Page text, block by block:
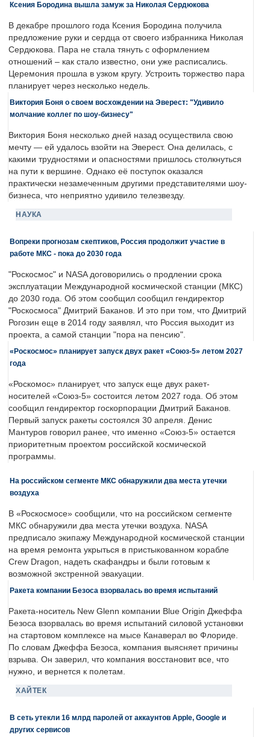
Ксения Бородина вышла замуж за Николая Сердюкова
В декабре прошлого года Ксения Бородина получила
предложение руки и сердца от своего избранника Николая
Сердюкова. Пара не стала тянуть с оформлением
отношений – как стало известно, они уже расписались.
Церемония прошла в узком кругу. Устроить торжество пара
планирует через несколько недель.
Виктория Боня о своем восхождении на Эверест: "Удивило
молчание коллег по шоу-бизнесу"
Виктория Боня несколько дней назад осуществила свою
мечту — ей удалось взойти на Эверест. Она делилась, с
какими трудностями и опасностями пришлось столкнуться
на пути к вершине. Однако её поступок оказался
практически незамеченным другими представителями шоу-
бизнеса, что неприятно удивило телезвезду.
НАУКА
Вопреки прогнозам скептиков, Россия продолжит участие в
работе МКС - пока до 2030 года
"Роскосмос" и NASA договорились о продлении срока
эксплуатации Международной космической станции (МКС)
до 2030 года. Об этом сообщил сообщил гендиректор
"Роскосмоса" Дмитрий Баканов. И это при том, что Дмитрий
Рогозин еще в 2014 году заявлял, что Россия выходит из
проекта, а самой станции "пора на пенсию".
«Роскосмос» планирует запуск двух ракет «Союз-5» летом 2027
года
«Роскомос» планирует, что запуск еще двух ракет-
носителей «Союз-5» состоится летом 2027 года. Об этом
сообщил гендиректор госкорпорации Дмитрий Баканов.
Первый запуск ракеты состоялся 30 апреля. Денис
Мантуров говорил ранее, что именно «Союз-5» остается
приоритетным проектом российской космической
программы.
На российском сегменте МКС обнаружили два места утечки
воздуха
В «Роскосмосе» сообщили, что на российском сегменте
МКС обнаружили два места утечки воздуха. NASA
предписало экипажу Международной космической станции
на время ремонта укрыться в пристыкованном корабле
Crew Dragon, надеть скафандры и были готовым к
возможной экстренной эвакуации.
Ракета компании Безоса взорвалась во время испытаний
Ракета-носитель New Glenn компании Blue Origin Джеффа
Безоса взорвалась во время испытаний силовой установки
на стартовом комплексе на мысе Канаверал во Флориде.
По словам Джеффа Безоса, компания выясняет причины
взрыва. Он заверил, что компания восстановит все, что
нужно, и вернется к полетам.
ХАЙТЕК
В сеть утекли 16 млрд паролей от аккаунтов Apple, Google и
других сервисов